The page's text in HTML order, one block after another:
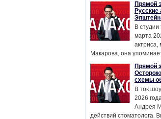
Прямой
В
марта
Макарова, она
Прямой
схемы
В ток
2026
Андрея
действий стоматолога.